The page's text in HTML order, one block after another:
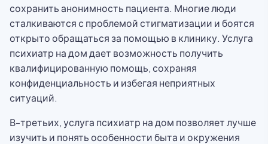
сохранить анонимность пациента. Многие люди
сталкиваются с проблемой стигматизации и боятся
открыто обращаться за помощью в клинику. Услуга
психиатр на дом дает возможность получить
квалифицированную помощь, сохраняя
конфиденциальность и избегая неприятных
ситуаций.
В-третьих, услуга психиатр на дом позволяет лучше
изучить и понять особенности быта и окружения